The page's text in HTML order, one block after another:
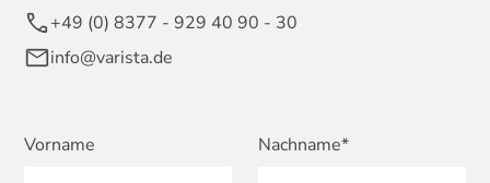
+49 (0) 8377 - 929 40 90 - 30
info@varista.de
Vorname Nachname*